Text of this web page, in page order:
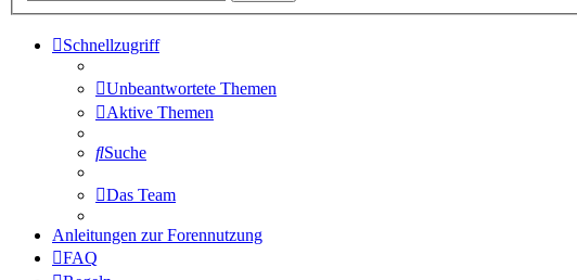
Schnellzugriff
Unbeantwortete Themen
Aktive Themen
Suche
Das Team
Anleitungen zur Forennutzung
FAQ